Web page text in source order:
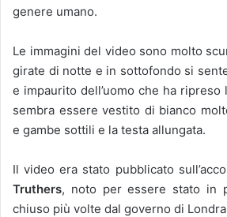
genere umano.
Le immagini del video sono molto
girate di notte e in sottofondo si
e impaurito dell’uomo che ha
sembra essere vestito di bianco
e gambe sottili e la testa allungata.
Il video era stato pubblicato
Truthers, noto per essere stato in
chiuso più volte dal governo di